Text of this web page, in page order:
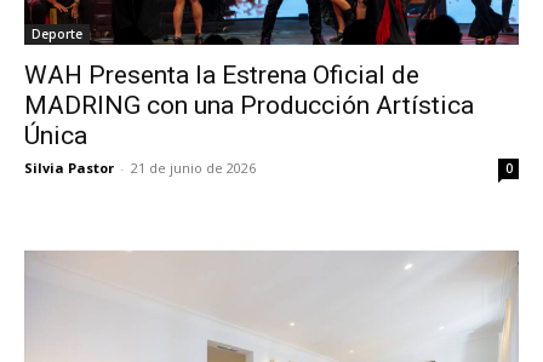
Deporte
WAH Presenta la Estrena Oficial de
MADRING con una Producción Artística
Única
Silvia Pastor - 21 de junio de 2026 0